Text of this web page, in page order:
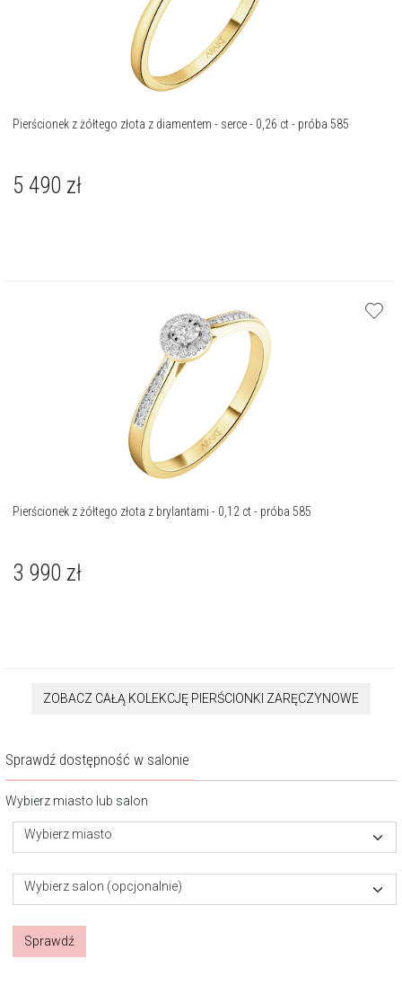
Pierścionek z żółtego złota z diamentem - serce - 0,26 ct - próba 585
5 490 zł
Pierścionek z żółtego złota z brylantami - 0,12 ct - próba 585
3 990 zł
ZOBACZ CAŁĄ KOLEKCJĘ PIERŚCIONKI ZARĘCZYNOWE
Sprawdź dostępność w salonie
Wybierz miasto lub salon
Wybierz miasto
Wybierz salon (opcjonalnie)
Sprawdź